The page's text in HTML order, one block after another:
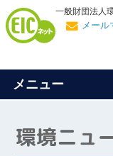
一般財団法人
メール
メニュー
環境ニュ